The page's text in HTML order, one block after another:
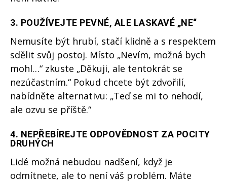
3. POUŽÍVEJTE PEVNÉ, ALE LASKAVÉ „NE“
Nemusíte být hrubí, stačí klidně a s respektem
sdělit svůj postoj. Místo „Nevím, možná bych
mohl…“ zkuste „Děkuji, ale tentokrát se
nezúčastním.“ Pokud chcete být zdvořilí,
nabídněte alternativu: „Teď se mi to nehodí,
ale ozvu se příště.“
4. NEPŘEBÍREJTE ODPOVĚDNOST ZA POCITY
DRUHÝCH
Lidé možná nebudou nadšení, když je
odmítnete, ale to není váš problém. Máte